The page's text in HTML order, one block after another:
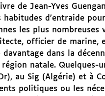
de Jean-Yves
d’entraide
les plus
officier de marine,
davantage dans la
natale. Quelques-
au Sig (Algérie) et à
politiques ou les